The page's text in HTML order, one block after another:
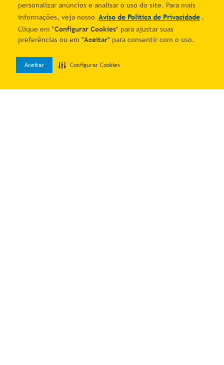
personalizar anúncios e analisar o uso do site. Para mais
informações, veja nosso Aviso de Política de Privacidade .
Clique em "Configurar Cookies" para ajustar suas
preferências ou em "Aceitar" para consentir com o uso.
Aceitar Configurar Cookies
1